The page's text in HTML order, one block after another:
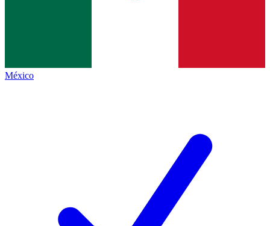
México